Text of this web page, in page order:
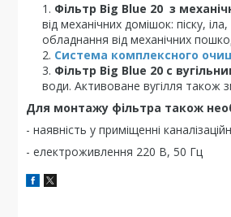
Фільтр Big Blue 20 з
від механічних домішок: піску,
обладнання від механічних
Система комплексного
Фільтр Big Blue 20 с
води. Активоване вугілля також
Для монтажу фільтра також
- наявність у приміщенні
- електроживлення 220 В, 50 Гц